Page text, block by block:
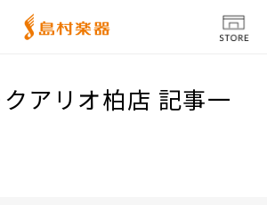
アリオ柏店 記事一